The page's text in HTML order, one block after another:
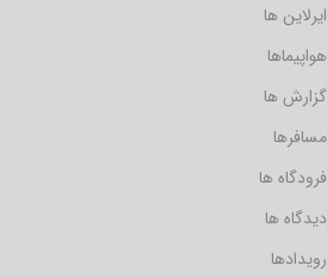
ایرلاین ها
هواپیماها
گزارش ها
مسافرها
فرودگاه ها
دیدگاه ها
رویدادها